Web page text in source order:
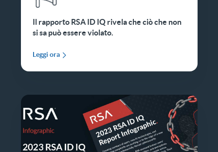
Il rapporto RSA ID IQ rivela che ciò che non
si sa può essere violato.
Leggi ora